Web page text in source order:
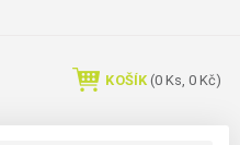
KOŠÍK (0 Ks, 0 Kč)